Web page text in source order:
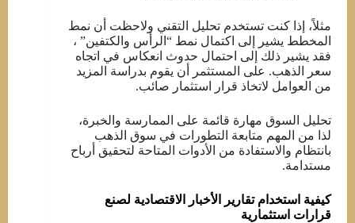
مثلاً، إذا كنت تستخدم تحليل التقني ولاحظت أن نمط
المخطط يشير إلى اكتمال نمط “الرأس والكتفين” ،
فقد يشير ذلك إلى احتمال حدوث انعكاس في اتجاه
سعر الذهب. على المستثمر أن يقوم بدراسة المزيد
من العوامل لاتخاذ قرار استثمار صائب.
تحليل السوق مهارة قائمة على الممارسة والخبرة،
لذا من المهم متابعة التطورات في سوق الذهب
بانتظام والاستفادة من الأدوات المتاحة لتحقيق أرباح
مستدامة.
كيفية استخدام تقارير الأخبار الاقتصادية لصنع
قرارات استثمارية